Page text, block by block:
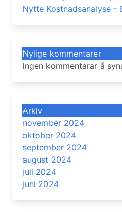
Nytte Kostnadsanalyse –
Nylige kommentarer
Ingen kommentarar å
Arkiv
november 2024
oktober 2024
september 2024
august 2024
juli 2024
juni 2024